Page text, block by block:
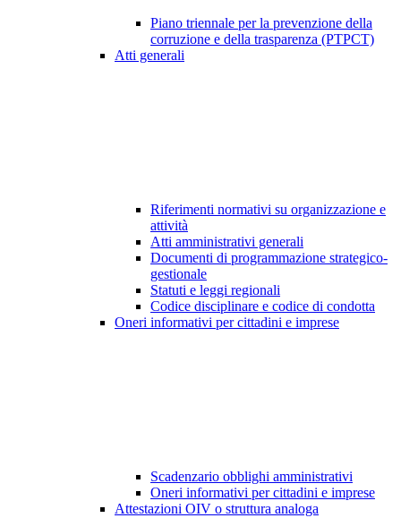
Piano triennale per la prevenzione della
corruzione e della trasparenza (PTPCT)
Atti generali
Riferimenti normativi su organizzazione e
attività
Atti amministrativi generali
Documenti di programmazione strategico-
gestionale
Statuti e leggi regionali
Codice disciplinare e codice di condotta
Oneri informativi per cittadini e imprese
Scadenzario obblighi amministrativi
Oneri informativi per cittadini e imprese
Attestazioni OIV o struttura analoga